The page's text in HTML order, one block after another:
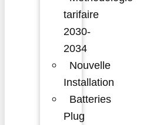
tarifaire
2030-
2034
Nouvelle
Installation
Batteries
Plug